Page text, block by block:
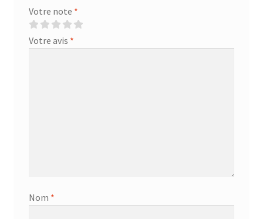
Votre note *
Votre avis *
Nom *